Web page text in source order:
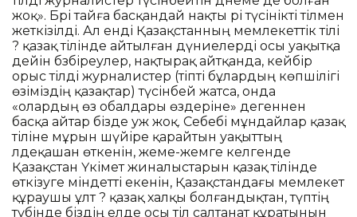
жоқ». Бәрі тайға басқандай нақты әрі түсінікті тілмен
жеткізілді. Ал енді Қазақстанның мемлекеттік тілі
? қазақ тілінде айтылған дүниелерді осы уақытқа
дейін бәзбіреулер, нақтырақ айтқанда, кейбір
орыс тілді журналистер (тіпті бұлардың көпшілігі
өзіміздің қазақтар) түсінбей жатса, онда
«олардың өз обалдары өздеріне» дегеннен
басқа айтар бізде уәж жоқ. Себебі мұндайлар қазақ
тіліне мұрын шүйіре қарайтын уақыттың
әлдеқашан өткенін, жеме-жемге келгенде
Қазақстан Үкімет жиналыстарын қазақ тілінде
өткізуге міндетті екенін, Қазақстандағы мемлекет
құраушы ұлт ? қазақ халқы болғандықтан, түптің
түбінде біздің елде осы тіл салтанат құратынын